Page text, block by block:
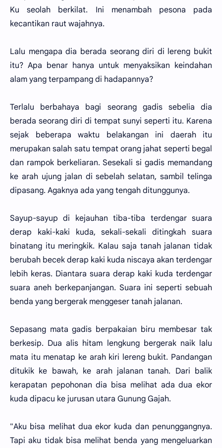
Ku seolah berkilat. Ini menambah pesona pada
kecantikan raut wajahnya.
Lalu mengapa dia berada seorang diri di lereng bukit
itu? Apa benar hanya untuk menyaksikan keindahan
alam yang terpampang di hadapannya?
Terlalu berbahaya bagi seorang gadis sebelia dia
berada seorang diri di tempat sunyi seperti itu. Karena
sejak beberapa waktu belakangan ini daerah itu
merupakan salah satu tempat orang jahat seperti begal
dan rampok berkeliaran. Sesekali si gadis memandang
ke arah ujung jalan di sebelah selatan, sambil telinga
dipasang. Agaknya ada yang tengah ditunggunya.
Sayup-sayup di kejauhan tiba-tiba terdengar suara
derap kaki-kaki kuda, sekali-sekali ditingkah suara
binatang itu meringkik. Kalau saja tanah jalanan tidak
berubah becek derap kaki kuda niscaya akan terdengar
lebih keras. Diantara suara derap kaki kuda terdengar
suara aneh berkepanjangan. Suara ini seperti sebuah
benda yang bergerak menggeser tanah jalanan.
Sepasang mata gadis berpakaian biru membesar tak
berkesip. Dua alis hitam lengkung bergerak naik lalu
mata itu menatap ke arah kiri lereng bukit. Pandangan
ditukik ke bawah, ke arah jalanan tanah. Dari balik
kerapatan pepohonan dia bisa melihat ada dua ekor
kuda dipacu ke jurusan utara Gunung Gajah.
"Aku bisa melihat dua ekor kuda dan penunggangnya.
Tapi aku tidak bisa melihat benda yang mengeluarkan